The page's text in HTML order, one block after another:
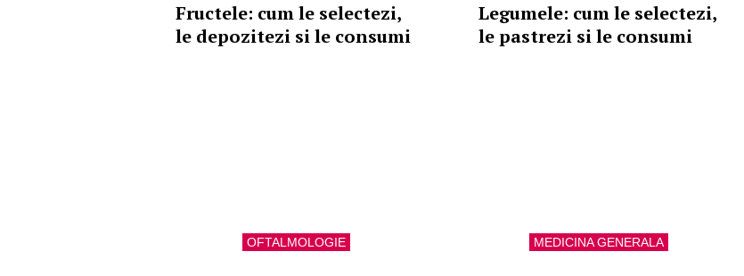
Fructele: cum le selectezi,
le depozitezi si le consumi
Legumele: cum le selectezi,
le pastrezi si le consumi
OFTALMOLOGIE MEDICINA GENERALA